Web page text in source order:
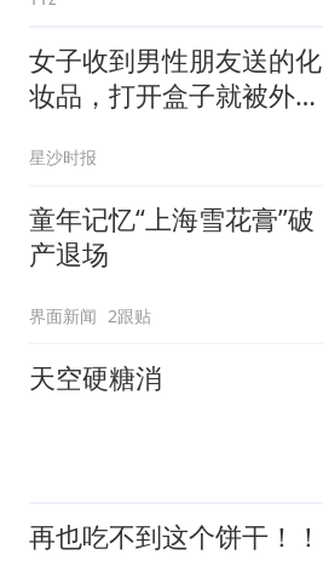
女子收到男性朋友送的化
妆品，打开盒子就被外壳
装在炼丹炉里吗
星沙时报
童年记忆“上海雪花膏”破
产退场
界面新闻 2跟贴
天空硬糖消
再也吃不到这个饼干！！